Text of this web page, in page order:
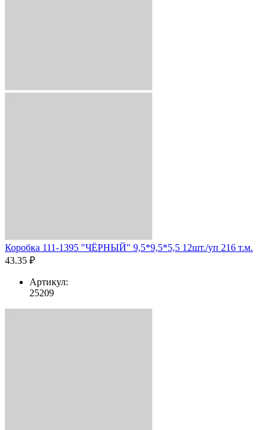
Коробка 111-1395 "ЧЁРНЫЙ" 9,5*9,5*5,5 12шт./уп 216 т.м.
43.35 ₽
Артикул:
25209